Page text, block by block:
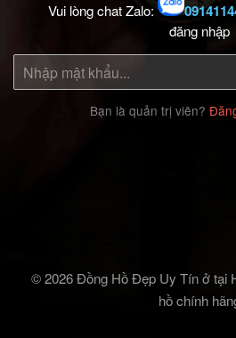
Vui lòng chat Zalo:
đăng nhập
Bạn là quản trị viên?
© 2026 Đồng Hồ Đẹp Uy Tín ở tại
hồ chính